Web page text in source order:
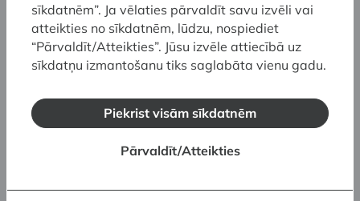
Vijas Celmiņas fonda stipendijas logo ar Saturnu
izveidojusi māksliniece Sarmīte Māliņa,
iedvesmojoties no LNMM kolekcijas darba – Vijas
Celmiņas litogrāfijas “Saturna markas” (1995).
Kosmosa iekarošanas ēra 20. gadsimta 60.
gadu beigās radīja Celmiņas interesi par
attēlojusi vairākos darbos, bet “Saturna markas”
tematikas ienākšanu popkultūrā.
sīkdatnēm”. Ja vēlaties pārvaldīt savu izvēli vai
atteikties no sīkdatnēm, lūdzu, nospiediet
“Pārvaldīt/Atteikties”. Jūsu izvēle attiecībā uz
sīkdatņu izmantošanu tiks saglabāta vienu gadu.
Piekrist visām sīkdatnēm
Pārvaldīt/Atteikties